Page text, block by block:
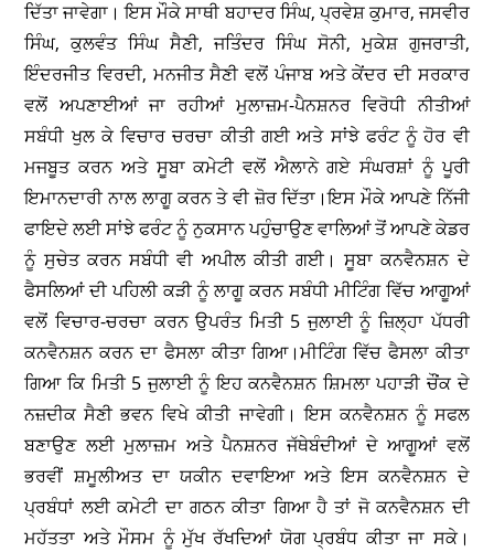
ਦਿੱਤਾ ਜਾਵੇਗਾ। ਇਸ ਮੌਕੇ ਸਾਥੀ ਬਹਾਦਰ ਸਿੰਘ, ਪ੍ਰਵੇਸ਼ ਕੁਮਾਰ, ਜਸਵੀਰ
ਸਿੰਘ, ਕੁਲਵੰਤ ਸਿੰਘ ਸੈਣੀ, ਜਤਿੰਦਰ ਸਿੰਘ ਸੋਨੀ, ਮੁਕੇਸ਼ ਗੁਜਰਾਤੀ,
ਇੰਦਰਜੀਤ ਵਿਰਦੀ, ਮਨਜੀਤ ਸੈਣੀ ਵਲੋਂ ਪੰਜਾਬ ਅਤੇ ਕੇਂਦਰ ਦੀ ਸਰਕਾਰ
ਵਲੋਂ ਅਪਣਾਈਆਂ ਜਾ ਰਹੀਆਂ ਮੁਲਾਜ਼ਮ-ਪੈਨਸ਼ਨਰ ਵਿਰੋਧੀ ਨੀਤੀਆਂ
ਸਬੰਧੀ ਖੁਲ ਕੇ ਵਿਚਾਰ ਚਰਚਾ ਕੀਤੀ ਗਈ ਅਤੇ ਸਾਂਝੇ ਫਰੰਟ ਨੂੰ ਹੋਰ ਵੀ
ਮਜਬੂਤ ਕਰਨ ਅਤੇ ਸੂਬਾ ਕਮੇਟੀ ਵਲੋਂ ਐਲਾਨੇ ਗਏ ਸੰਘਰਸ਼ਾਂ ਨੂੰ ਪੂਰੀ
ਇਮਾਨਦਾਰੀ ਨਾਲ ਲਾਗੂ ਕਰਨ ਤੇ ਵੀ ਜ਼ੋਰ ਦਿੱਤਾ।ਇਸ ਮੌਕੇ ਆਪਣੇ ਨਿੱਜੀ
ਫਾਇਦੇ ਲਈ ਸਾਂਝੇ ਫਰੰਟ ਨੂੰ ਨੁਕਸਾਨ ਪਹੁੰਚਾਉਣ ਵਾਲਿਆਂ ਤੋਂ ਆਪਣੇ ਕੇਡਰ
ਨੂੰ ਸੁਚੇਤ ਕਰਨ ਸਬੰਧੀ ਵੀ ਅਪੀਲ ਕੀਤੀ ਗਈ। ਸੂਬਾ ਕਨਵੈਨਸ਼ਨ ਦੇ
ਫੈਸਲਿਆਂ ਦੀ ਪਹਿਲੀ ਕੜੀ ਨੂੰ ਲਾਗੂ ਕਰਨ ਸਬੰਧੀ ਮੀਟਿੰਗ ਵਿੱਚ ਆਗੂਆਂ
ਵਲੋਂ ਵਿਚਾਰ-ਚਰਚਾ ਕਰਨ ਉਪਰੰਤ ਮਿਤੀ 5 ਜੁਲਾਈ ਨੂੰ ਜ਼ਿਲ੍ਹਾ ਪੱਧਰੀ
ਕਨਵੈਨਸ਼ਨ ਕਰਨ ਦਾ ਫੈਸਲਾ ਕੀਤਾ ਗਿਆ।ਮੀਟਿੰਗ ਵਿੱਚ ਫੈਸਲਾ ਕੀਤਾ
ਗਿਆ ਕਿ ਮਿਤੀ 5 ਜੁਲਾਈ ਨੂੰ ਇਹ ਕਨਵੈਨਸ਼ਨ ਸ਼ਿਮਲਾ ਪਹਾੜੀ ਚੌਂਕ ਦੇ
ਨਜ਼ਦੀਕ ਸੈਣੀ ਭਵਨ ਵਿਖੇ ਕੀਤੀ ਜਾਵੇਗੀ। ਇਸ ਕਨਵੈਨਸ਼ਨ ਨੂੰ ਸਫਲ
ਬਣਾਉਣ ਲਈ ਮੁਲਾਜ਼ਮ ਅਤੇ ਪੈਨਸ਼ਨਰ ਜੱਥੇਬੰਦੀਆਂ ਦੇ ਆਗੂਆਂ ਵਲੋਂ
ਭਰਵੀਂ ਸ਼ਮੂਲੀਅਤ ਦਾ ਯਕੀਨ ਦਵਾਇਆ ਅਤੇ ਇਸ ਕਨਵੈਨਸ਼ਨ ਦੇ
ਪ੍ਰਬੰਧਾਂ ਲਈ ਕਮੇਟੀ ਦਾ ਗਠਨ ਕੀਤਾ ਗਿਆ ਹੈ ਤਾਂ ਜੋ ਕਨਵੈਨਸ਼ਨ ਦੀ
ਮਹੱਤਤਾ ਅਤੇ ਮੌਸਮ ਨੂੰ ਮੁੱਖ ਰੱਖਦਿਆਂ ਯੋਗ ਪ੍ਰਬੰਧ ਕੀਤਾ ਜਾ ਸਕੇ।